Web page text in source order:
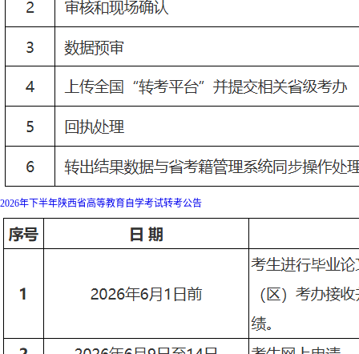
2026年下半年陕西省高等教育自学考试转考公告